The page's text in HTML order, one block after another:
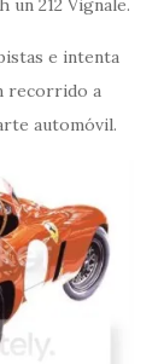
un 212 Vignale.
e intenta
recorrido a
automóvil.